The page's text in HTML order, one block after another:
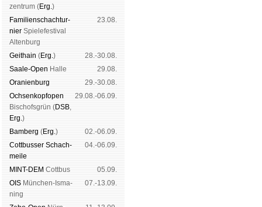
zen­trum (Erg.)
Familien­schach­tur­
nier Spiele­fes­ti­val
Al­ten­burg
23.08.
Geit­hain (Erg.)
28.-30.08.
Saale-Open Halle
29.08.
Oranien­burg
29.-30.08.
Och­sen­kopf­open
Bischofs­grün (DSB,
Erg.)
29.08.-06.09.
Bam­berg (Erg.)
02.-06.09.
Cott­busser Schach­
meile
04.-06.09.
MINT-DEM Cott­bus
05.09.
OIS Mün­chen-Is­ma­
ning
07.-13.09.